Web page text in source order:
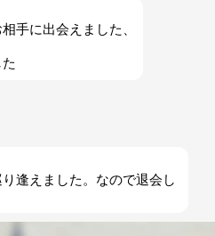
手に出会えました、
逢えました。なので退会し